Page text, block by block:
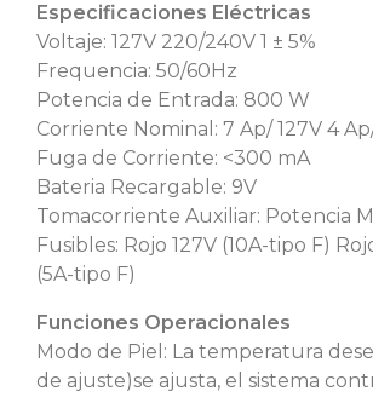
Especificaciones Eléctricas
Voltaje: 127V 220/240V 1 ± 5%
Frequencia: 50/60Hz
Potencia de Entrada: 800 W
Corriente Nominal: 7 Ap/ 127V 4
Fuga de Corriente: <300 mA
Bateria Recargable: 9V
Tomacorriente Auxiliar: Potencia
Fusibles: Rojo 127V (10A-tipo F)
(5A-tipo F)
Funciones Operacionales
Modo de Piel: La temperatura
de ajuste)se ajusta, el sistema